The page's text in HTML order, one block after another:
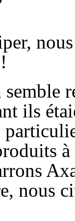
ils
nous